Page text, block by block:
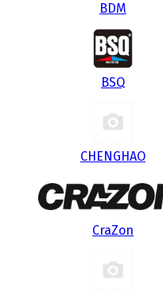
BDM
BSQ
CHENGHAO
CraZon